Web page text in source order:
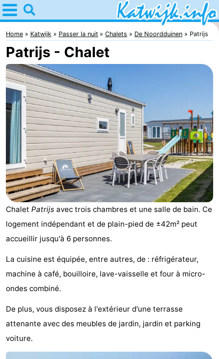
Home
Katwijk
Astuces
Avec
les
enfants
Passer
la
nuit
Appartements
Campings
Chaumières
-
De
Noordduinen
-
Duinrell
Hôtels
minutes
Plages
et
faire
Lieux
d'intérêt
-
Home Katwijk Passer la nuit Chalets De Noordduinen Patrijs
Patrijs - Chalet
Chalet Patrijs avec trois chambres et une salle de bain. Ce
logement indépendant et de plain-pied de ±42m² peut
accueillir jusqu'à 6 personnes.
La cuisine est équipée, entre autres, de : réfrigérateur,
machine à café, bouilloire, lave-vaisselle et four à micro-
ondes combiné.
De plus, vous disposez à l'extérieur d'une terrasse
attenante avec des meubles de jardin, jardin et parking
voiture.